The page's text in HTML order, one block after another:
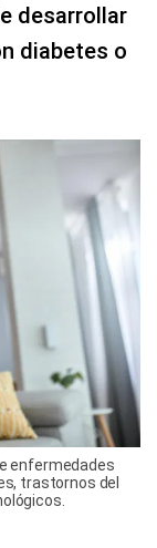
desarrollar
diabetes o
enfermedades
trastornos del